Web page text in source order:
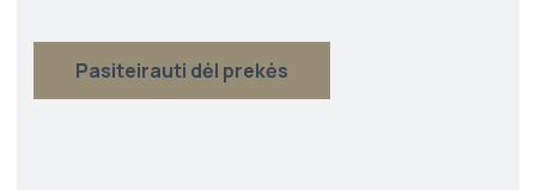
Pasiteirauti dėl prekės